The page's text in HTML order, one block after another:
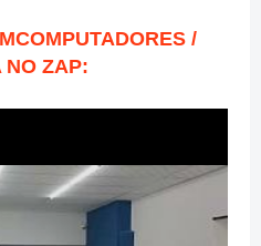
/
NO ZAP: